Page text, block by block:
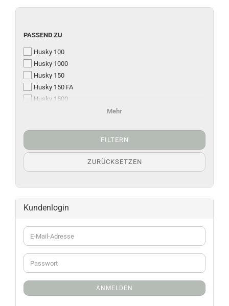
PASSEND ZU
Husky 100
Husky 1000
Husky 150
Husky 150 FA
Husky 1500
FILTERN
ZURÜCKSETZEN
Kundenlogin
ANMELDEN